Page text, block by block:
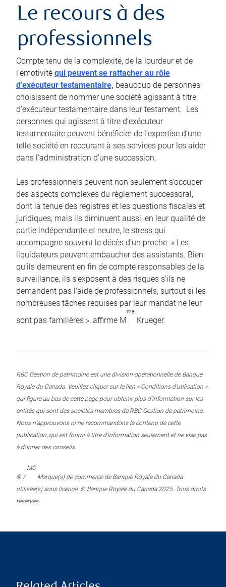
Le recours à des
professionnels
Compte tenu de la complexité, de la lourdeur et de
l’émotivité qui peuvent se rattacher au rôle
d’exécuteur testamentaire, beaucoup de personnes
choisissent de nommer une société agissant à titre
d’exécuteur testamentaire dans leur testament. Les
personnes qui agissent à titre d’exécuteur
testamentaire peuvent bénéficier de l’expertise d’une
telle société en recourant à ses services pour les aider
dans l’administration d’une succession.
Les professionnels peuvent non seulement s’occuper
des aspects complexes du règlement successoral,
dont la tenue des registres et les questions fiscales et
juridiques, mais ils diminuent aussi, en leur qualité de
partie indépendante et neutre, le stress qui
accompagne souvent le décès d’un proche. « Les
liquidateurs peuvent embaucher des assistants. Bien
qu’ils demeurent en fin de compte responsables de la
surveillance, ils s’exposent à des risques s’ils ne
demandent pas l’aide de professionnels, surtout si les
nombreuses tâches requises par leur mandat ne leur
sont pas familières », affirme M
me
Krueger.
RBC Gestion de patrimoine est une division opérationnelle de Banque
Royale du Canada. Veuillez cliquer sur le lien « Conditions d’utilisation »
qui figure au bas de cette page pour obtenir plus d’information sur les
entités qui sont des sociétés membres de RBC Gestion de patrimoine.
Nous n’approuvons ni ne recommandons le contenu de cette
publication, qui est fourni à titre d’information seulement et ne vise pas
à donner des conseils.
® /
MC
Marque(s) de commerce de Banque Royale du Canada
utilisée(s) sous licence. © Banque Royale du Canada 2025. Tous droits
réservés.